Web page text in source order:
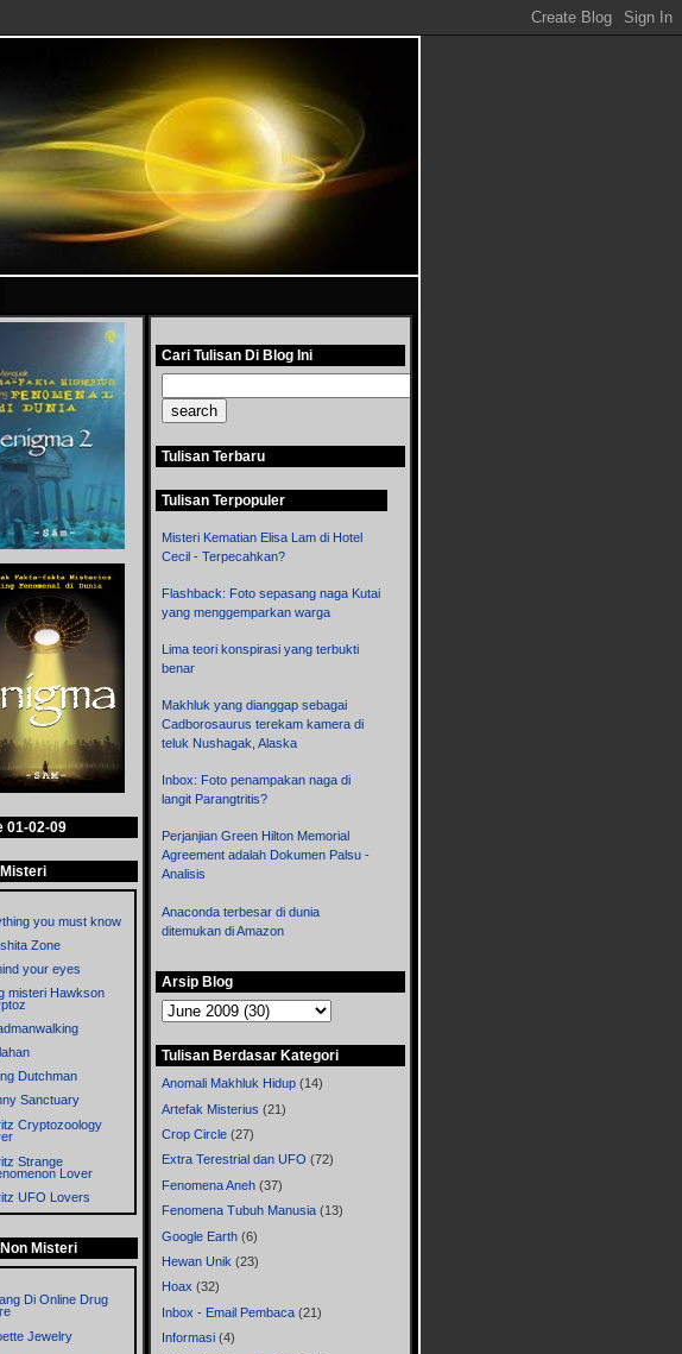
01-02-09
you must know
Zone
your eyes
misteri Hawkson
Dutchman
Sanctuary
Cryptozoology
Strange
Lover
UFO Lovers
ThinkersMisteri
Di Online Drug
Jewelry
Cari Tulisan Di Blog Ini
Tulisan Terbaru
Tulisan Terpopuler
Misteri Kematian Elisa Lam di Hotel
Cecil - Terpecahkan?
Flashback: Foto sepasang naga Kutai
yang menggemparkan warga
Lima teori konspirasi yang terbukti
benar
Makhluk yang dianggap sebagai
Cadborosaurus terekam kamera di
teluk Nushagak, Alaska
Inbox: Foto penampakan naga di
langit Parangtritis?
Perjanjian Green Hilton Memorial
Agreement adalah Dokumen Palsu -
Analisis
Anaconda terbesar di dunia
ditemukan di Amazon
Arsip Blog
Tulisan Berdasar Kategori
Anomali Makhluk Hidup (14)
Artefak Misterius (21)
Crop Circle (27)
Extra Terestrial dan UFO (72)
Fenomena Aneh (37)
Fenomena Tubuh Manusia (13)
Google Earth (6)
Hewan Unik (23)
Hoax (32)
Inbox - Email Pembaca (21)
Informasi (4)